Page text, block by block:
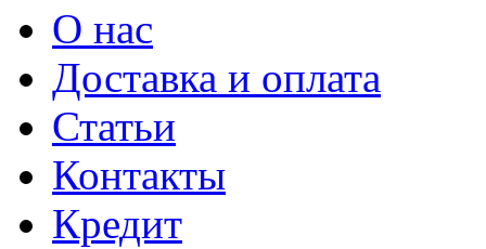
О нас
Доставка и оплата
Статьи
Контакты
Кредит